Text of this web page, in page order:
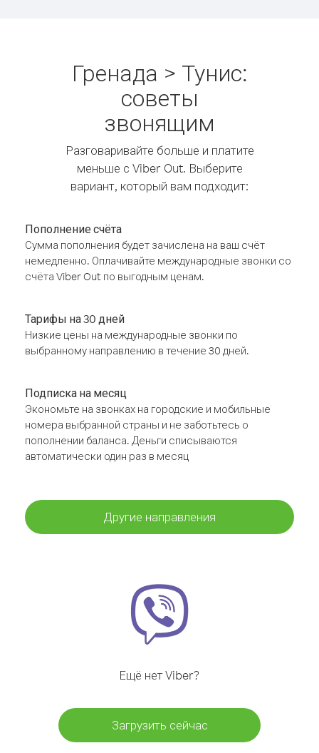
Гренада > Тунис:
советы
звонящим
Разговаривайте больше и платите
меньше с Viber Out. Выберите
вариант, который вам подходит:
Пополнение счёта
Сумма пополнения будет зачислена на ваш счёт
немедленно. Оплачивайте международные звонки со
счёта Viber Out по выгодным ценам.
Тарифы на 30 дней
Низкие цены на международные звонки по
выбранному направлению в течение 30 дней.
Подписка на месяц
Экономьте на звонках на городские и мобильные
номера выбранной страны и не заботьтесь о
пополнении баланса. Деньги списываются
автоматически один раз в месяц
Другие направления
Ещё нет Viber?
Загрузить сейчас